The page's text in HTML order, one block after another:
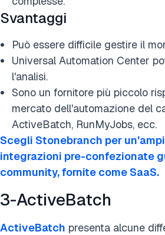
Svantaggi
Può essere difficile gestire il
Universal Automation Center
l'analisi.
Sono un fornitore più piccolo
mercato dell'automazione del
ActiveBatch, RunMyJobs, ecc.
Scegli Stonebranch per
integrazioni pre-confezionate
community, fornite come SaaS.
3-ActiveBatch
ActiveBatch presenta alcune